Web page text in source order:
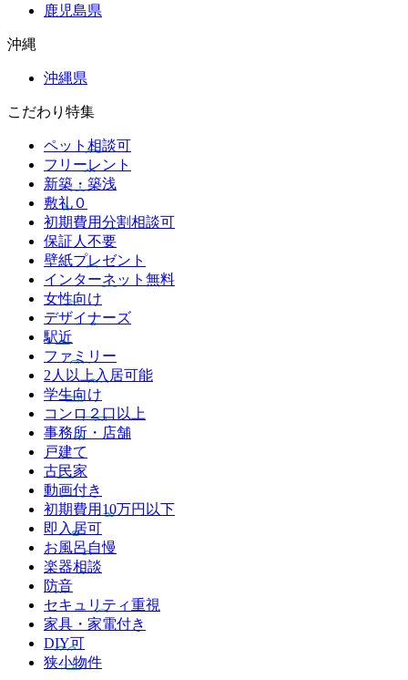
鹿児島県
沖縄
沖縄県
こだわり特集
ペット相談可
フリーレント
新築・築浅
敷礼０
初期費用分割相談可
保証人不要
壁紙プレゼント
インターネット無料
女性向け
デザイナーズ
駅近
ファミリー
2人以上入居可能
学生向け
コンロ２口以上
事務所・店舗
戸建て
古民家
動画付き
初期費用10万円以下
即入居可
お風呂自慢
楽器相談
防音
セキュリティ重視
家具・家電付き
DIY可
狭小物件